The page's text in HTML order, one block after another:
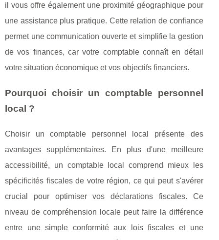
il vous offre également une proximité géographique pour
une assistance plus pratique. Cette relation de confiance
permet une communication ouverte et simplifie la gestion
de vos finances, car votre comptable connaît en détail
votre situation économique et vos objectifs financiers.
Pourquoi choisir un comptable personnel
local ?
Choisir un comptable personnel local présente des
avantages supplémentaires. En plus d'une meilleure
accessibilité, un comptable local comprend mieux les
spécificités fiscales de votre région, ce qui peut s'avérer
crucial pour optimiser vos déclarations fiscales. Ce
niveau de compréhension locale peut faire la différence
entre une simple conformité aux lois fiscales et une